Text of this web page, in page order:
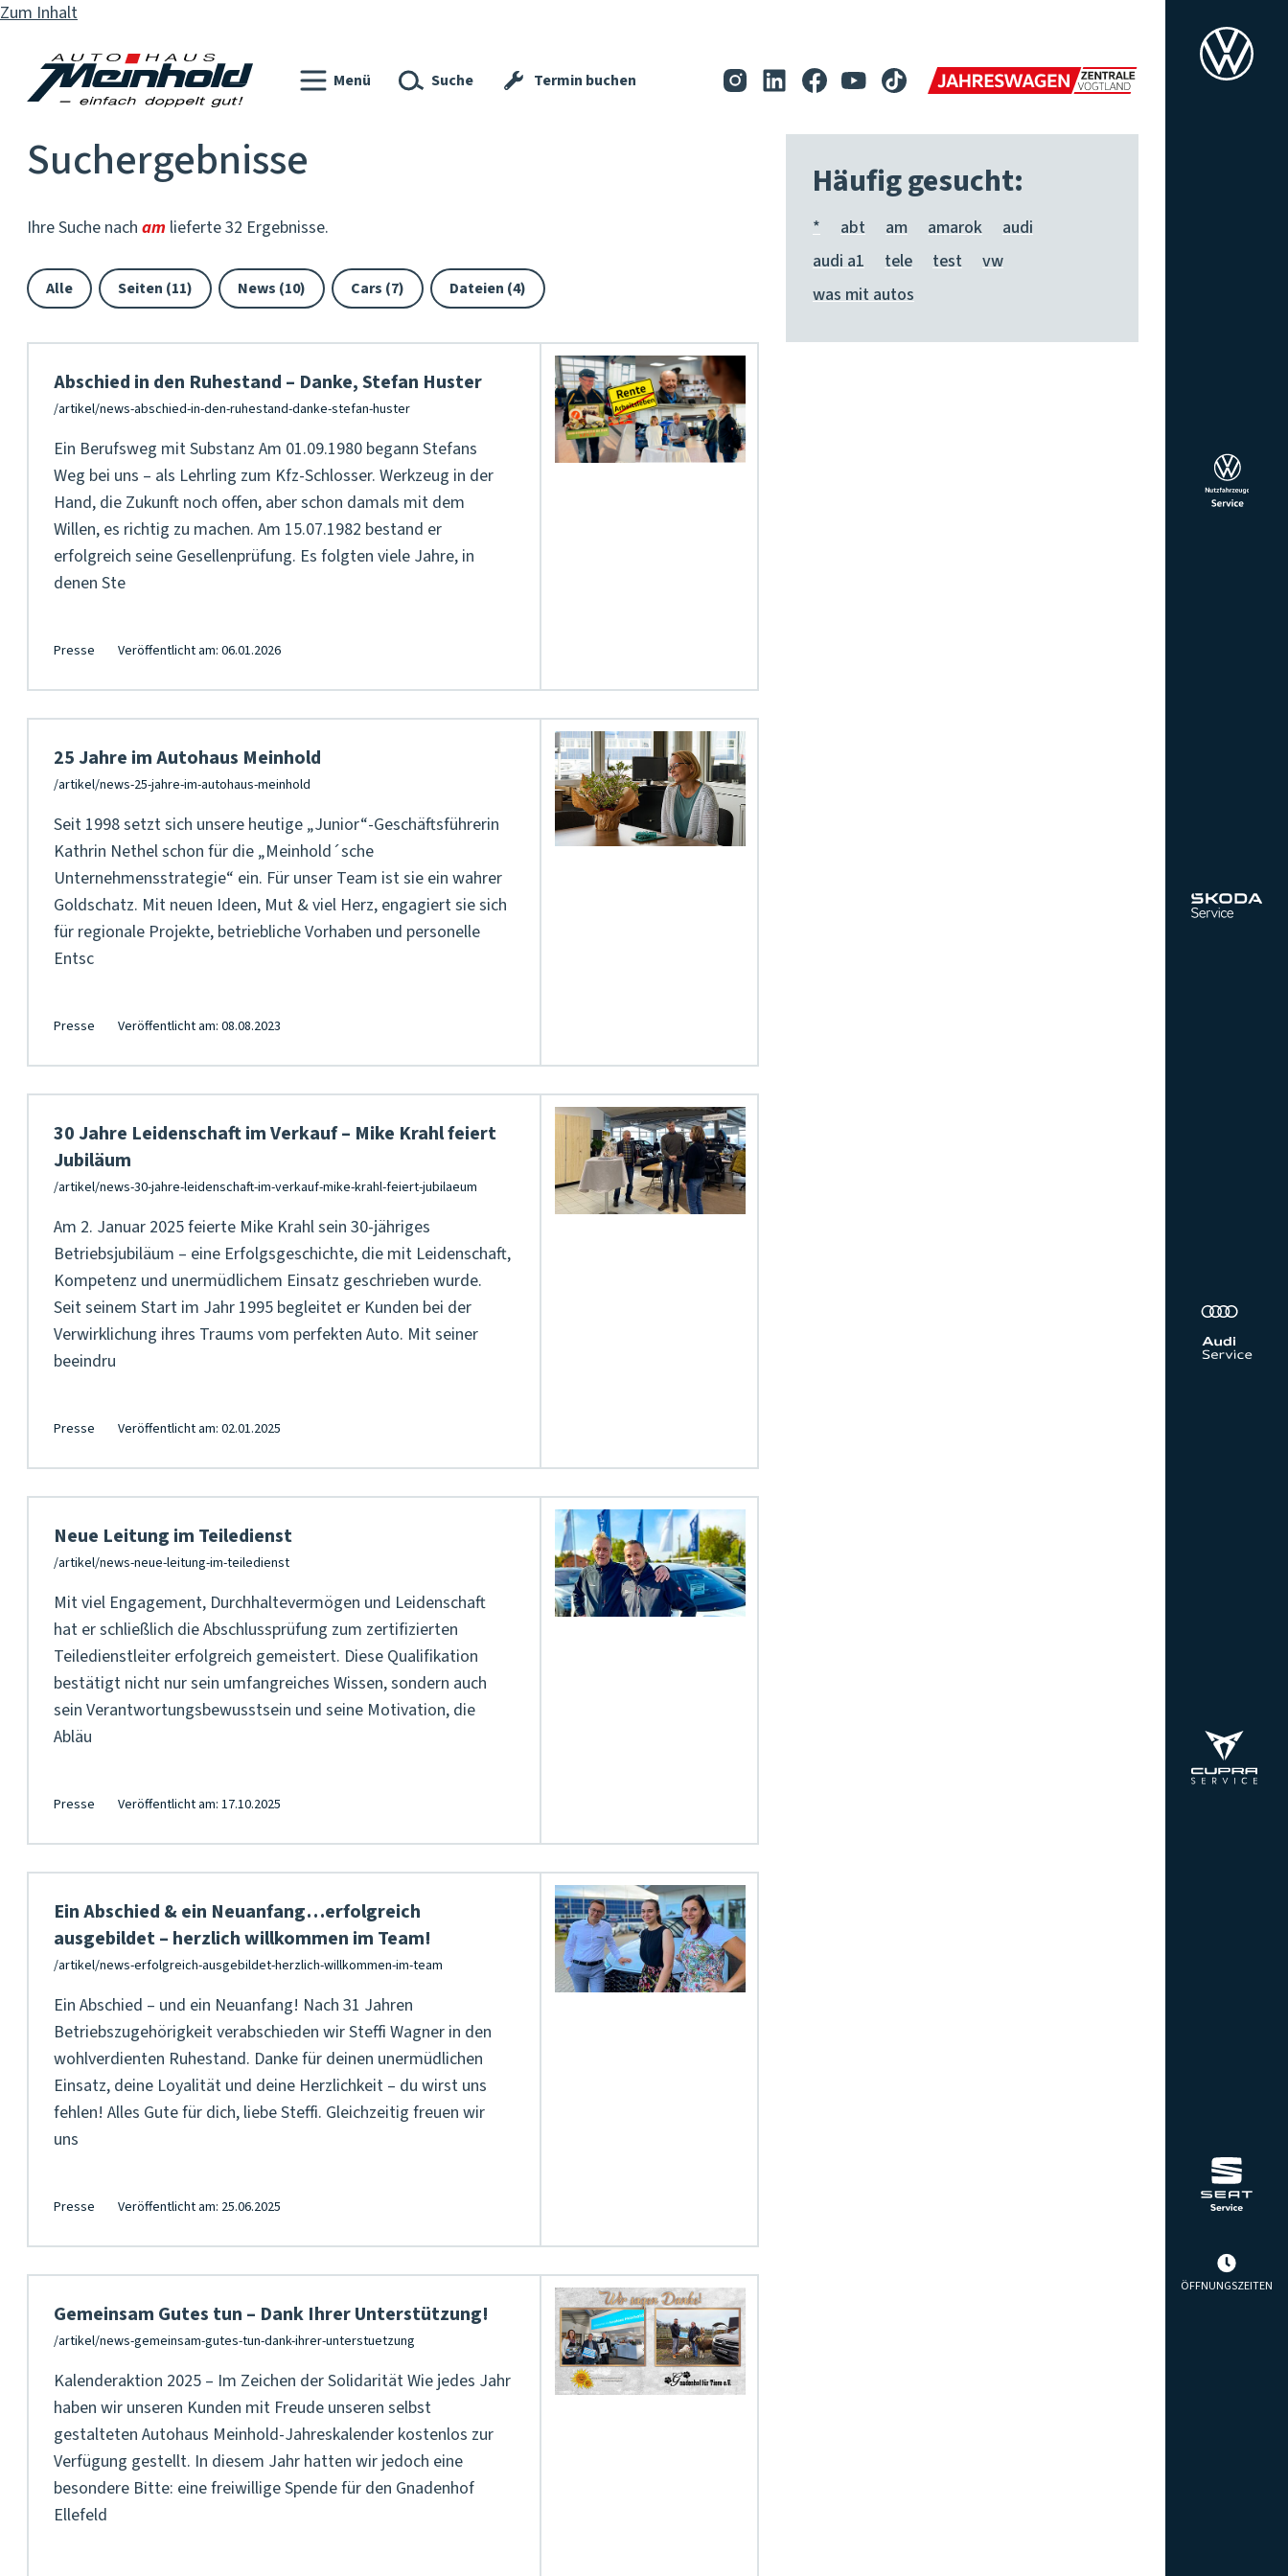
Zum Inhalt
Menü Suche Termin buchen
ÖFFNUNGSZEITEN
Suchergebnisse
Ihre Suche nach am lieferte 32 Ergebnisse.
Alle Seiten (11) News (10) Cars (7) Dateien (4)
Abschied in den Ruhestand – Danke, Stefan Huster
Ein Berufsweg mit Substanz Am 01.09.1980 begann Stefans
Weg bei uns – als Lehrling zum Kfz-Schlosser. Werkzeug in der
Hand, die Zukunft noch offen, aber schon damals mit dem
Willen, es richtig zu machen. Am 15.07.1982 bestand er
erfolgreich seine Gesellenprüfung. Es folgten viele Jahre, in
denen Ste
Presse Veröffentlicht am: 06.01.2026
25 Jahre im Autohaus Meinhold
Seit 1998 setzt sich unsere heutige „Junior“-Geschäftsführerin
Kathrin Nethel schon für die „Meinhold´sche
Unternehmensstrategie“ ein. Für unser Team ist sie ein wahrer
Goldschatz. Mit neuen Ideen, Mut & viel Herz, engagiert sie sich
für regionale Projekte, betriebliche Vorhaben und personelle
Entsc
Presse Veröffentlicht am: 08.08.2023
30 Jahre Leidenschaft im Verkauf – Mike Krahl feiert
Jubiläum
Am 2. Januar 2025 feierte Mike Krahl sein 30-jähriges
Betriebsjubiläum – eine Erfolgsgeschichte, die mit Leidenschaft,
Kompetenz und unermüdlichem Einsatz geschrieben wurde.
Seit seinem Start im Jahr 1995 begleitet er Kunden bei der
Verwirklichung ihres Traums vom perfekten Auto. Mit seiner
beeindru
Presse Veröffentlicht am: 02.01.2025
Neue Leitung im Teiledienst
Mit viel Engagement, Durchhaltevermögen und Leidenschaft
hat er schließlich die Abschlussprüfung zum zertifizierten
Teiledienstleiter erfolgreich gemeistert. Diese Qualifikation
bestätigt nicht nur sein umfangreiches Wissen, sondern auch
sein Verantwortungsbewusstsein und seine Motivation, die
Abläu
Presse Veröffentlicht am: 17.10.2025
Ein Abschied & ein Neuanfang…erfolgreich
ausgebildet – herzlich willkommen im Team!
Ein Abschied – und ein Neuanfang! Nach 31 Jahren
Betriebszugehörigkeit verabschieden wir Steffi Wagner in den
wohlverdienten Ruhestand. Danke für deinen unermüdlichen
Einsatz, deine Loyalität und deine Herzlichkeit – du wirst uns
fehlen! Alles Gute für dich, liebe Steffi. Gleichzeitig freuen wir
uns
Presse Veröffentlicht am: 25.06.2025
Gemeinsam Gutes tun – Dank Ihrer Unterstützung!
Kalenderaktion 2025 – Im Zeichen der Solidarität Wie jedes Jahr
haben wir unseren Kunden mit Freude unseren selbst
gestalteten Autohaus Meinhold-Jahreskalender kostenlos zur
Verfügung gestellt. In diesem Jahr hatten wir jedoch eine
besondere Bitte: eine freiwillige Spende für den Gnadenhof
Ellefeld
Häufig gesucht:
* abt am amarok
audi
audi a1
tele test
vw
was mit autos